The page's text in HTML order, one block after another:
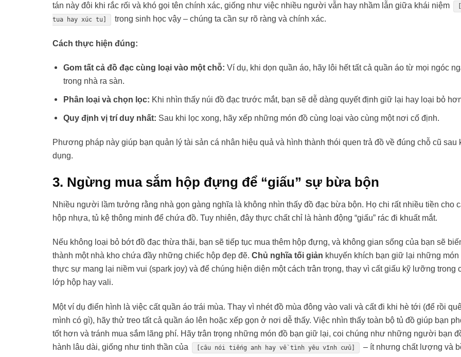
tán này đôi khi rắc rối và khó gọi tên chính xác, giống như việc nhiều người vẫn hay nhầm lẫn giữa khái niệm
tua hay xúc tu]
trong sinh học vậy – chúng ta cần sự rõ ràng và chính xác.
Cách thực hiện đúng:
Gom tất cả đồ đạc cùng loại vào một chỗ: Ví dụ, khi dọn quần áo, hãy lôi hết tất cả quần áo từ mọi ngóc
trong nhà ra sàn.
Phân loại và chọn lọc: Khi nhìn thấy núi đồ đạc trước mắt, bạn sẽ dễ dàng quyết định giữ lại hay loại bỏ
Quy định vị trí duy nhất: Sau khi lọc xong, hãy xếp những món đồ cùng loại vào cùng một nơi cố định.
Phương pháp này giúp bạn quản lý tài sản cá nhân hiệu quả và hình thành thói quen trả đồ về đúng chỗ cũ sau
dụng.
3. Ngừng mua sắm hộp đựng để “giấu” sự bừa bộn
Nhiều người lầm tưởng rằng nhà gọn gàng nghĩa là không nhìn thấy đồ đạc bừa bộn. Họ chi rất nhiều tiền cho
hộp nhựa, tủ kệ thông minh để chứa đồ. Tuy nhiên, đây thực chất chỉ là hành động “giấu” rác đi khuất mắt.
Nếu không loại bỏ bớt đồ đạc thừa thãi, bạn sẽ tiếp tục mua thêm hộp đựng, và không gian sống của bạn sẽ
thành một nhà kho chứa đầy những chiếc hộp đẹp đẽ. Chủ nghĩa tối giản khuyến khích bạn giữ lại những món
thực sự mang lại niềm vui (spark joy) và để chúng hiện diện một cách trân trọng, thay vì cất giấu kỹ lưỡng trong
lớp hộp hay vali.
Một ví dụ điển hình là việc cất quần áo trái mùa. Thay vì nhét đồ mùa đông vào vali và cất đi khi hè tới (để rồi
mình có gì), hãy thử treo tất cả quần áo lên hoặc xếp gọn ở nơi dễ thấy. Việc nhìn thấy toàn bộ tủ đồ giúp bạn
tốt hơn và tránh mua sắm lãng phí. Hãy trân trọng những món đồ bạn giữ lại, coi chúng như những người bạn
hành lâu dài, giống như tinh thần của
[câu nói tiếng anh hay về tình yêu vĩnh cửu]
– ít nhưng chất lượng và